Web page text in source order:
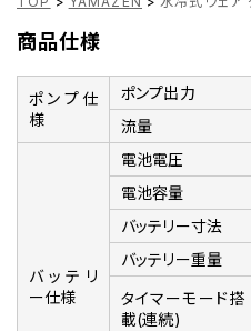
商品仕様
ポンプ仕
様
ポンプ出力
流量
バッテリ
ー仕様
電池電圧
電池容量
バッテリー寸法
バッテリー重量
タイマーモード搭
載(連続)